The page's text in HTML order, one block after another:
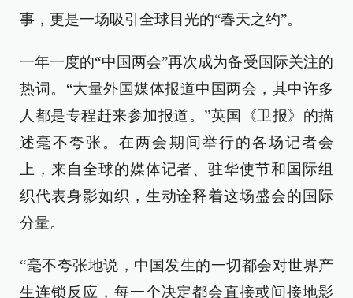
事，更是一场吸引全球目光的“春天之约”。
一年一度的“中国两会”再次成为备受国际关注的
热词。“大量外国媒体报道中国两会，其中许多
人都是专程赶来参加报道。”英国《卫报》的描
述毫不夸张。在两会期间举行的各场记者会
上，来自全球的媒体记者、驻华使节和国际组
织代表身影如织，生动诠释着这场盛会的国际
分量。
“毫不夸张地说，中国发生的一切都会对世界产
生连锁反应，每一个决定都会直接或间接地影